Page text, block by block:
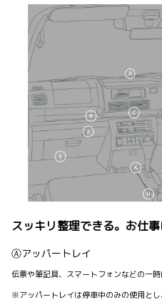
スッキリ整理できる。お仕
Ⓐアッパートレイ
伝票や筆記具、スマートフォンなどの一
※アッパートレイは停車中のみの使用と